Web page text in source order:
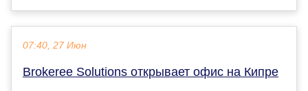
07:40, 27 Июн
Brokeree Solutions открывает офис на Кипре